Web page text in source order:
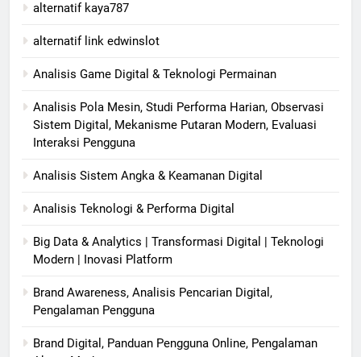
alternatif kaya787
alternatif link edwinslot
Analisis Game Digital & Teknologi Permainan
Analisis Pola Mesin, Studi Performa Harian, Observasi
Sistem Digital, Mekanisme Putaran Modern, Evaluasi
Interaksi Pengguna
Analisis Sistem Angka & Keamanan Digital
Analisis Teknologi & Performa Digital
Big Data & Analytics | Transformasi Digital | Teknologi
Modern | Inovasi Platform
Brand Awareness, Analisis Pencarian Digital,
Pengalaman Pengguna
Brand Digital, Panduan Pengguna Online, Pengalaman